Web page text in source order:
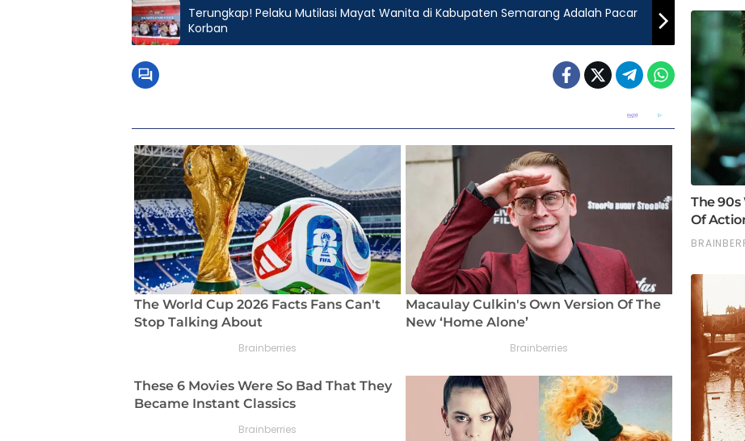
Terungkap! Pelaku Mutilasi Mayat Wanita di Kabupaten Semarang Adalah Pacar
Korban